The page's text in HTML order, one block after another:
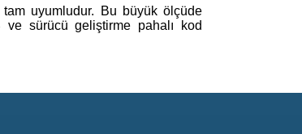
tam uyumludur. Bu büyük ölçüde
sürücü geliştirme pahalı kod